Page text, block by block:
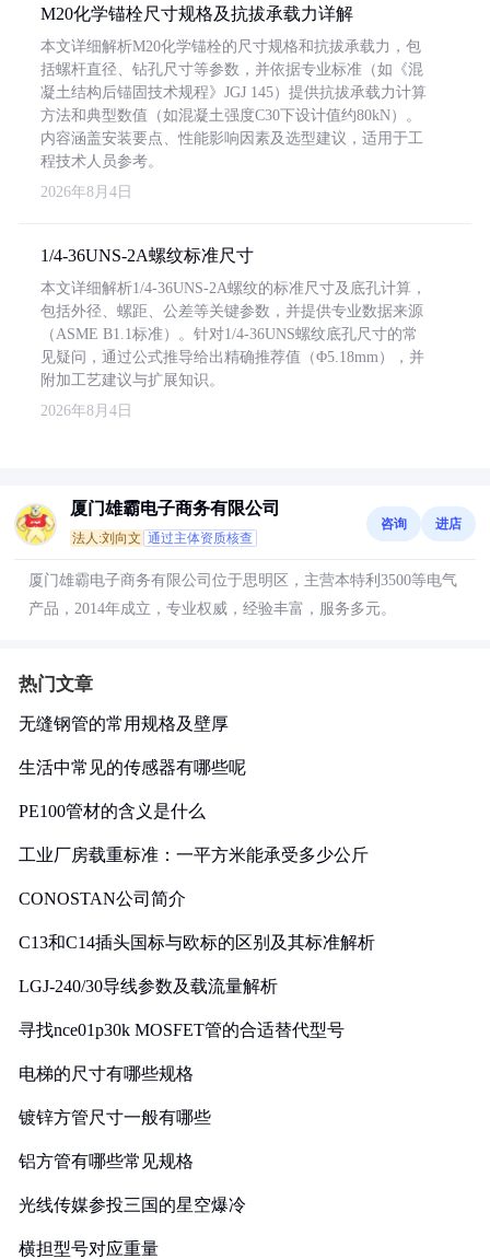
M20化学锚栓尺寸规格及抗拔承载力详解
本文详细解析M20化学锚栓的尺寸规格和抗拔承载力，包
括螺杆直径、钻孔尺寸等参数，并依据专业标准（如《混
凝土结构后锚固技术规程》JGJ 145）提供抗拔承载力计算
方法和典型数值（如混凝土强度C30下设计值约80kN）。
内容涵盖安装要点、性能影响因素及选型建议，适用于工
程技术人员参考。
2026年8月4日
1/4-36UNS-2A螺纹标准尺寸
本文详细解析1/4-36UNS-2A螺纹的标准尺寸及底孔计算，
包括外径、螺距、公差等关键参数，并提供专业数据来源
（ASME B1.1标准）。针对1/4-36UNS螺纹底孔尺寸的常
见疑问，通过公式推导给出精确推荐值（Φ5.18mm），并
附加工艺建议与扩展知识。
2026年8月4日
厦门雄霸电子商务有限公司
法人:刘向文 通过主体资质核查
咨询 进店
厦门雄霸电子商务有限公司位于思明区，主营本特利3500等电气
产品，2014年成立，专业权威，经验丰富，服务多元。
热门文章
无缝钢管的常用规格及壁厚
生活中常见的传感器有哪些呢
PE100管材的含义是什么
工业厂房载重标准：一平方米能承受多少公斤
CONOSTAN公司简介
C13和C14插头国标与欧标的区别及其标准解析
LGJ-240/30导线参数及载流量解析
寻找nce01p30k MOSFET管的合适替代型号
电梯的尺寸有哪些规格
镀锌方管尺寸一般有哪些
铝方管有哪些常见规格
光线传媒参投三国的星空爆冷
横担型号对应重量